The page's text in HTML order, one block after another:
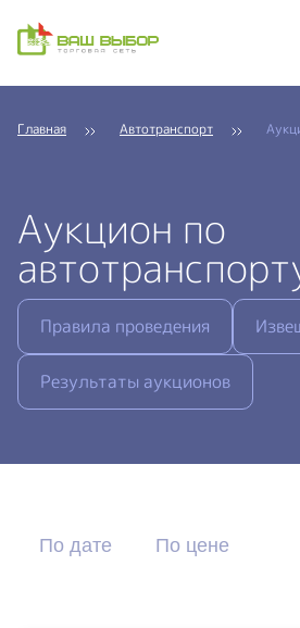
Главная Автотранспорт
Аукцион по
Правила проведения
Результаты аукционов
По дате По цене